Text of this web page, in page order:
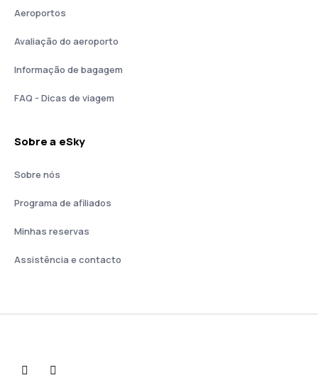
Aeroportos
Avaliação do aeroporto
Informação de bagagem
FAQ - Dicas de viagem
Sobre a eSky
Sobre nós
Programa de afiliados
Minhas reservas
Assistência e contacto